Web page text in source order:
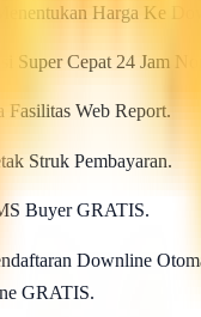
Harga Ke
Super Cepat 24 Jam
Fasilitas Web Report.
Struk Pembayaran.
Buyer GRATIS.
Downline
GRATIS.